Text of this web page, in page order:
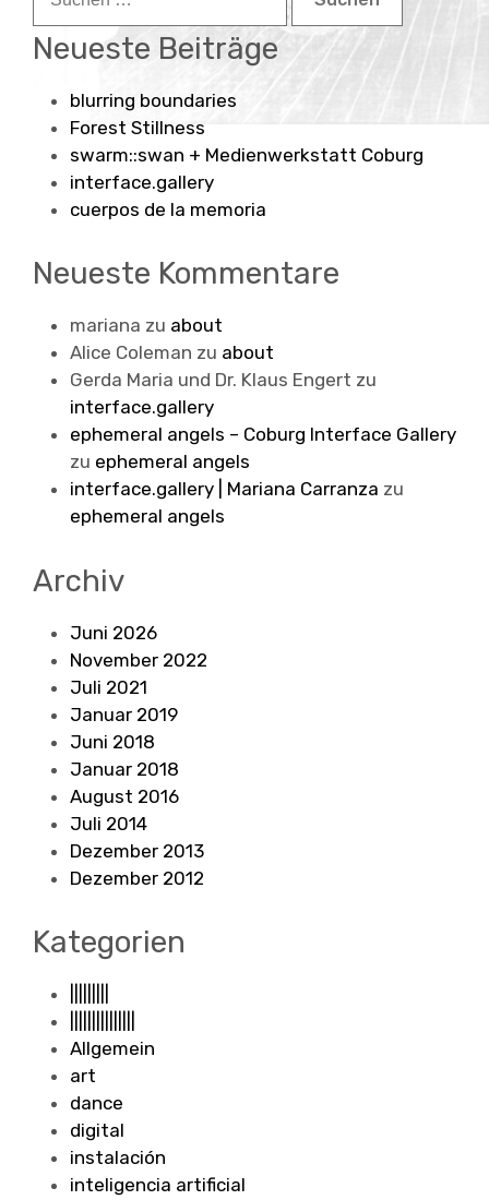
nach:
Neueste Beiträge
blurring boundaries
Forest Stillness
swarm::swan + Medienwerkstatt Coburg
interface.gallery
cuerpos de la memoria
Neueste Kommentare
mariana zu about
Alice Coleman zu about
Gerda Maria und Dr. Klaus Engert zu
interface.gallery
ephemeral angels – Coburg Interface Gallery
zu ephemeral angels
interface.gallery | Mariana Carranza zu
ephemeral angels
Archiv
Juni 2026
November 2022
Juli 2021
Januar 2019
Juni 2018
Januar 2018
August 2016
Juli 2014
Dezember 2013
Dezember 2012
Kategorien
Allgemein
art
dance
digital
instalación
inteligencia artificial